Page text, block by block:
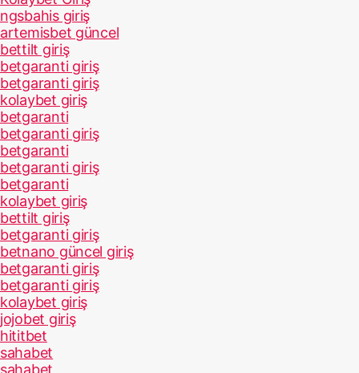
ngsbahis giriş
artemisbet güncel
bettilt giriş
betgaranti giriş
betgaranti giriş
kolaybet giriş
betgaranti
betgaranti giriş
betgaranti
betgaranti giriş
betgaranti
kolaybet giriş
bettilt giriş
betgaranti giriş
betnano güncel giriş
betgaranti giriş
betgaranti giriş
kolaybet giriş
jojobet giriş
hititbet
sahabet
sahabet